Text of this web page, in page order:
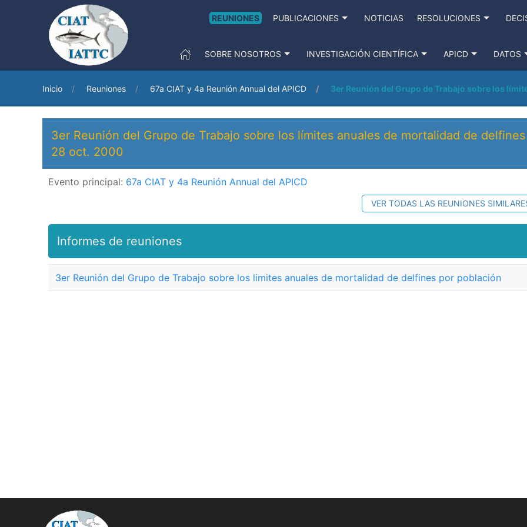
REUNIONES PUBLICACIONES NOTICIAS RESOLUCIONES
SOBRE NOSOTROS INVESTIGACIÓN CIENTÍFICA APICD DATOS
Inicio Reuniones 67a CIAT y 4a Reunión Annual del APICD 3er Reunión del Grupo de Trabajo sobre los
3er Reunión del Grupo de Trabajo sobre los límites anuales de mortalidad de
28 oct. 2000
Evento principal: 67a CIAT y 4a Reunión Annual del APICD
VER TODAS LAS REUNIONES
Informes de reuniones
3er Reunión del Grupo de Trabajo sobre los limites anuales de mortalidad de delfines por población